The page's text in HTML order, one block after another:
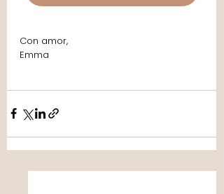
Con amor,
Emma